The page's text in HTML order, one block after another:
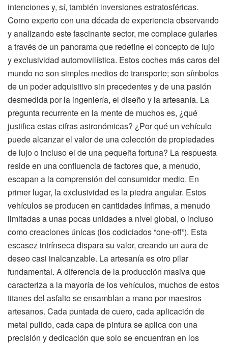
intenciones y, sí, también inversiones estratosféricas.
Como experto con una década de experiencia observando
y analizando este fascinante sector, me complace guiarles
a través de un panorama que redefine el concepto de lujo
y exclusividad automovilística. Estos coches más caros del
mundo no son simples medios de transporte; son símbolos
de un poder adquisitivo sin precedentes y de una pasión
desmedida por la ingeniería, el diseño y la artesanía. La
pregunta recurrente en la mente de muchos es, ¿qué
justifica estas cifras astronómicas? ¿Por qué un vehículo
puede alcanzar el valor de una colección de propiedades
de lujo o incluso el de una pequeña fortuna? La respuesta
reside en una confluencia de factores que, a menudo,
escapan a la comprensión del consumidor medio. En
primer lugar, la exclusividad es la piedra angular. Estos
vehículos se producen en cantidades ínfimas, a menudo
limitadas a unas pocas unidades a nivel global, o incluso
como creaciones únicas (los codiciados “one-off”). Esta
escasez intrínseca dispara su valor, creando un aura de
deseo casi inalcanzable. La artesanía es otro pilar
fundamental. A diferencia de la producción masiva que
caracteriza a la mayoría de los vehículos, muchos de estos
titanes del asfalto se ensamblan a mano por maestros
artesanos. Cada puntada de cuero, cada aplicación de
metal pulido, cada capa de pintura se aplica con una
precisión y dedicación que solo se encuentran en los